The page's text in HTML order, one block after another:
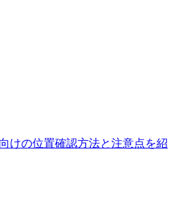
けの位置確認方法と注意点を紹